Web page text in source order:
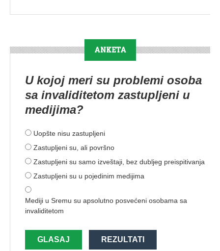
ANKETA
U kojoj meri su problemi osoba
sa invaliditetom zastupljeni u
medijima?
Uopšte nisu zastupljeni
Zastupljeni su, ali površno
Zastupljeni su samo izveštaji, bez dubljeg preispitivanja
Zastupljeni su u pojedinim medijima
Mediji u Sremu su apsolutno posvećeni osobama sa
invaliditetom
GLASAJ REZULTATI